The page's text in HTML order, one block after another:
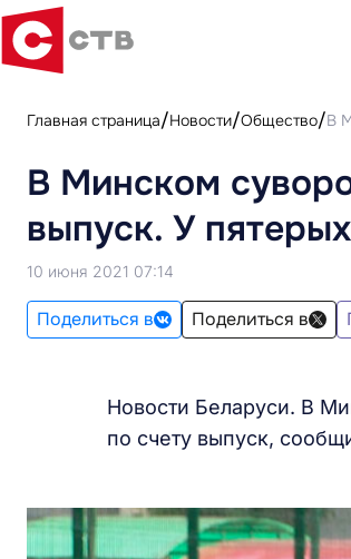
Главная страница Новости Общество В
В Минском
выпуск. У
10 июня 2021 07:14
Поделиться в Поделиться в
Новости Беларуси. В
по счету выпуск,